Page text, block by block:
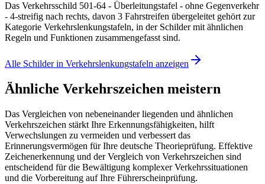
Das Verkehrsschild 501-64 - Überleitungstafel - ohne Gegenverkehr
- 4-streifig nach rechts, davon 3 Fahrstreifen übergeleitet gehört zur
Kategorie Verkehrslenkungstafeln, in der Schilder mit ähnlichen
Regeln und Funktionen zusammengefasst sind.
Alle Schilder in Verkehrslenkungstafeln anzeigen
Ähnliche Verkehrszeichen meistern
Das Vergleichen von nebeneinander liegenden und ähnlichen
Verkehrszeichen stärkt Ihre Erkennungsfähigkeiten, hilft
Verwechslungen zu vermeiden und verbessert das
Erinnerungsvermögen für Ihre deutsche Theorieprüfung. Effektive
Zeichenerkennung und der Vergleich von Verkehrszeichen sind
entscheidend für die Bewältigung komplexer Verkehrssituationen
und die Vorbereitung auf Ihre Führerscheinprüfung.